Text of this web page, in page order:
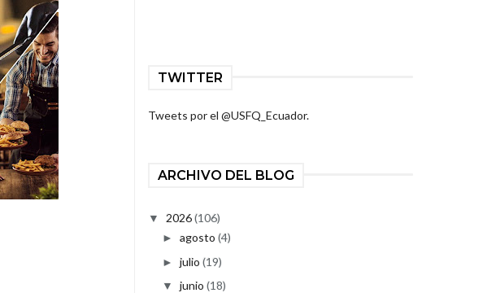
TWITTER
Tweets por el @USFQ_Ecuador.
ARCHIVO DEL BLOG
▼ 2026(106)
► agosto (4)
► julio (19)
▼ junio (18)